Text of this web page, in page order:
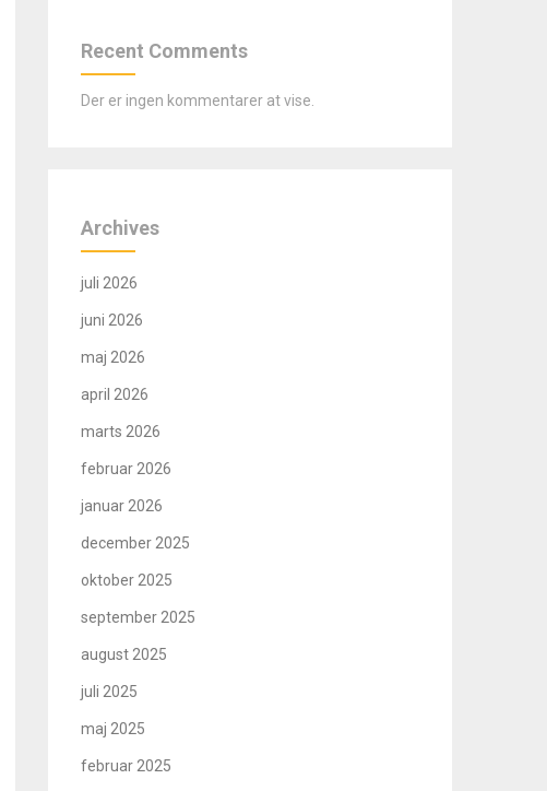
Recent Comments
Der er ingen kommentarer at vise.
Archives
juli 2026
juni 2026
maj 2026
april 2026
marts 2026
februar 2026
januar 2026
december 2025
oktober 2025
september 2025
august 2025
juli 2025
maj 2025
februar 2025